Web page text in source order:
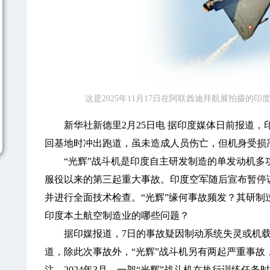
这是2025年11月17日在阿联酋迪拜航展拍摄的印
新华社新德里2月25日电 据印度媒体日前报道，
回基地时冲出跑道，虽未造成人员伤亡，但机身受损
“光辉”战斗机是印度自主研发制造的单发动机多
服役以来的第三起重大事故。印度空军随后宣布暂
并进行全面技术检查。“光辉”缘何事故频发？其研
印度本土航空制造业的哪些问题？
据印媒报道，7日的事故疑因制动系统失灵或机
道，除此次事故外，“光辉”战斗机另有两起严重事